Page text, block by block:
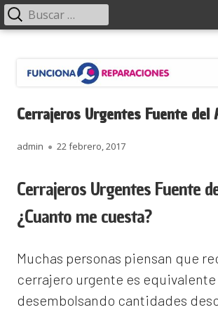
contenido
Menú
principal Buscar:
Cerrajeros Urgentes Fuente del
Autor
admin
Publicado
22 febrero, 2017
Cerrajeros Urgentes Fuente
¿Cuanto me cuesta?
Muchas personas piensan que
cerrajero urgente es
desembolsando cantidades